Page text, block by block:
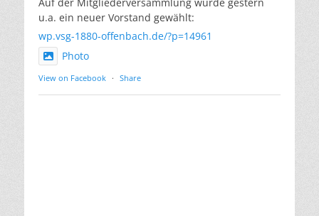
u.a. ein neuer Vorstand gewählt:
wp.vsg-1880-offenbach.de/?p=14961
Photo
View on Facebook · Share